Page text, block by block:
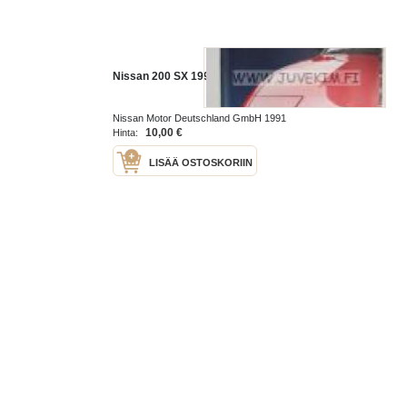
Nissan 200 SX 1991 -myyntiesite
Nissan Motor Deutschland GmbH 1991
Hinta:
10,00 €
LISÄÄ OSTOSKORIIN